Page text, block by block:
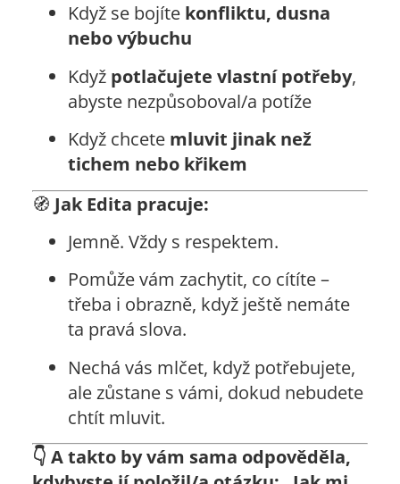
Když se bojíte konfliktu, dusna
nebo výbuchu
Když potlačujete vlastní potřeby,
abyste nezpůsoboval/a potíže
Když chcete mluvit jinak než
tichem nebo křikem
🧭 Jak Edita pracuje:
Jemně. Vždy s respektem.
Pomůže vám zachytit, co cítíte –
třeba i obrazně, když ještě nemáte
ta pravá slova.
Nechá vás mlčet, když potřebujete,
ale zůstane s vámi, dokud nebudete
chtít mluvit.
👇 A takto by vám sama odpověděla,